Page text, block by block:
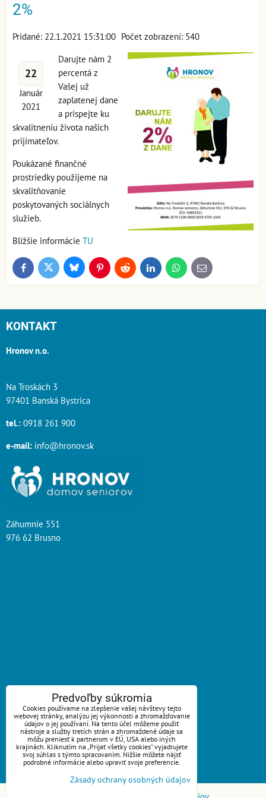
2%
Pridané: 22.1.2021 15:31:00 Počet zobrazení: 540
22
Január
2021
Darujte nám 2
percentá z
Vašej už
zaplatenej dane
a prispejte ku
skvalitneniu života našich
prijímateľov.
Poukázané finančné
prostriedky použijeme na
skvalitňovanie
poskytovaných sociálnych
služieb.
Bližšie informácie TU
FacebookTwitter BlueskyPinterestReddit LinkedInWhatsApp
E-
mail
KONTAKT
Hronov n.o.
Na Troskách 3
97401 Banská Bystrica
tel.: 0918 261 900
e-mail: info@hronov.sk
Záhumnie 551
976 62 Brusno
ZAVOLÁME VÁM SPÄŤ
Váš telefón:*
Predvoľby súkromia
Cookies používame na zlepšenie vašej návštevy tejto
webovej stránky, analýzu jej výkonnosti a zhromažďovanie
údajov o jej používaní. Na tento účel môžeme použiť
nástroje a služby tretích strán a zhromaždené údaje sa
môžu preniesť k partnerom v EÚ, USA alebo iných
krajinách. Kliknutím na „Prijať všetky cookies“ vyjadrujete
svoj súhlas s týmto spracovaním. Nižšie môžete nájsť
podrobné informácie alebo upraviť svoje preferencie.
Zásady ochrany osobných údajov